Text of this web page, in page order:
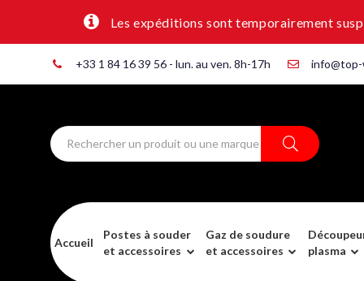
Les expéditions sont temporairement
+33 1 84 16 39 56 - lun. au ven. 8h-17h
Accueil
Postes à souder
et accessoires
Gaz de soudure
et accessoires
plasma